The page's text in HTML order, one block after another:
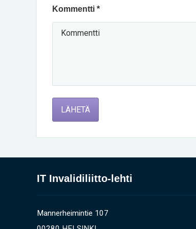
Kommentti *
LÄHETÄ
IT Invalidiliitto-lehti
Mannerheimintie 107